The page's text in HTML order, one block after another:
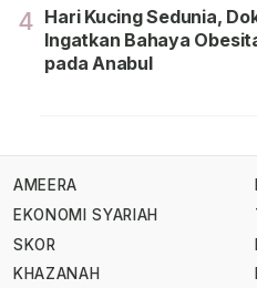
4 Hari Kucing Sedunia,
Ingatkan Bahaya
pada Anabul
AMEERA
EKONOMI SYARIAH
SKOR
KHAZANAH